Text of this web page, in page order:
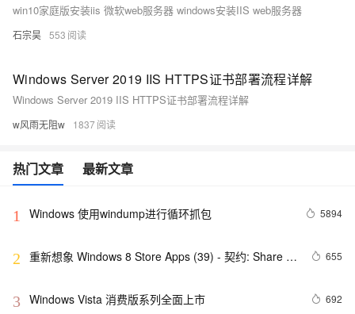
win10家庭版安装iis 微软web服务器 windows安装IIS web服务器
石宗昊 553
Windows Server 2019 IIS HTTPS证书部署流程详解
Windows Server 2019 IIS HTTPS证书部署流程详解
w风雨无阻w 1837
热门文章 最新文章
1 Windows 使用windump进行循环抓包 5894
2 重新想象 Windows 8 Store Apps (39) - 契约: Share
655
3 Windows Vista 消费版系列全面上市 692